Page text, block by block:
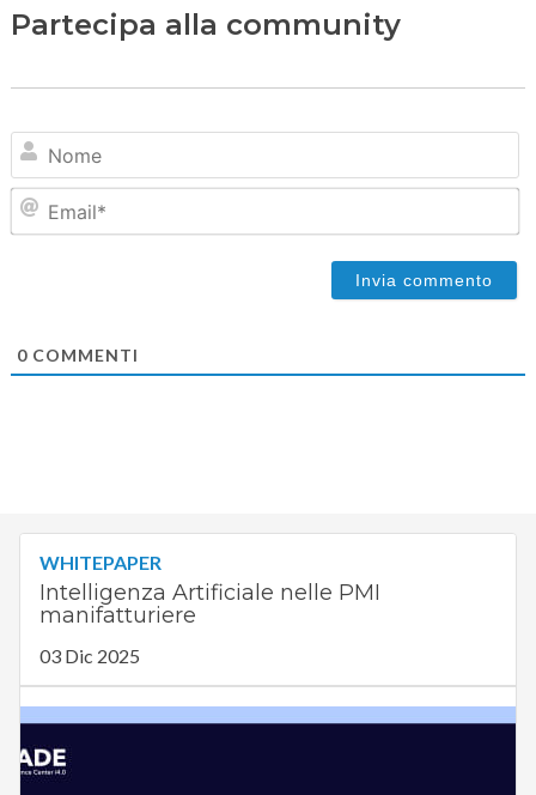
Partecipa alla community
WHITEPAPER
Intelligenza Artificiale nelle PMI
manifatturiere
03 Dic 2025